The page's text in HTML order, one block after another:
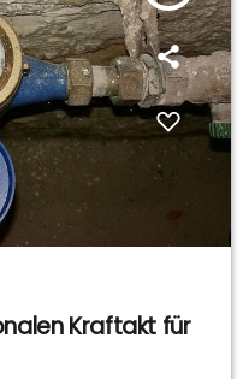
Kraftakt für